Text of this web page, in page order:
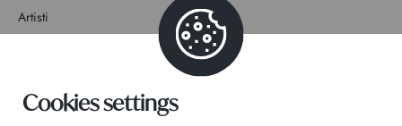
Artisti
Contatto
Cookies settings